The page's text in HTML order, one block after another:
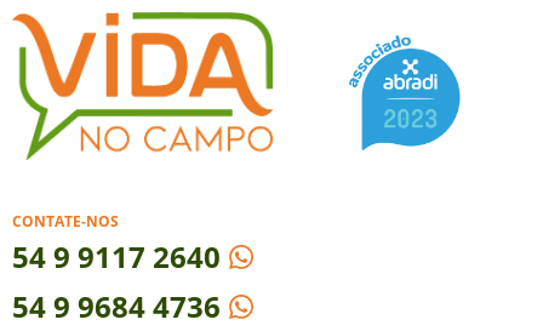
CONTATE-NOS
549 9117 2640
54 9 9684 4736